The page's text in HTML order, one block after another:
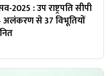
: उप राष्ट्रपति सीपी
अलंकरण से 37 विभूतियों